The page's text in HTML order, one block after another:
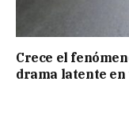
Crece el
drama latente en